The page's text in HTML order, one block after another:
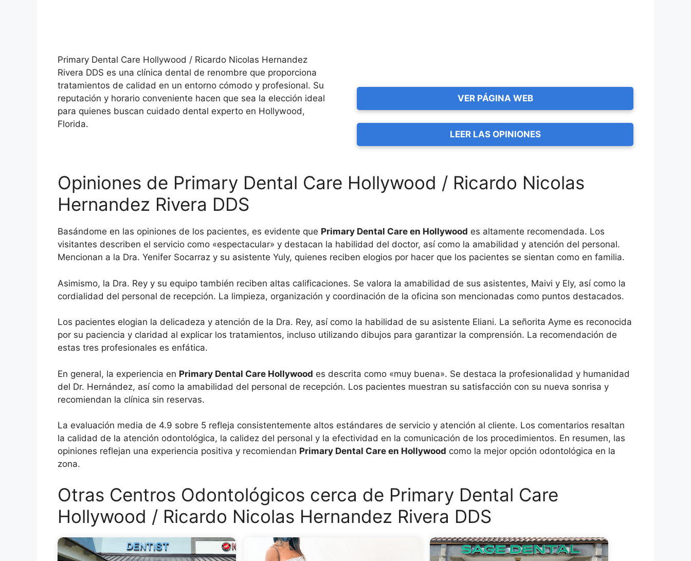
Primary Dental Care Hollywood / Ricardo Nicolas Hernandez
Rivera DDS es una clínica dental de renombre que proporciona
tratamientos de calidad en un entorno cómodo y profesional. Su
reputación y horario conveniente hacen que sea la elección ideal
para quienes buscan cuidado dental experto en Hollywood,
Florida.
VER PÁGINA WEB
LEER LAS OPINIONES
Opiniones de Primary Dental Care Hollywood / Ricardo Nicolas
Hernandez Rivera DDS
Basándome en las opiniones de los pacientes, es evidente que Primary Dental Care en Hollywood es altamente recomendada. Los
visitantes describen el servicio como «espectacular» y destacan la habilidad del doctor, así como la amabilidad y atención del personal.
Mencionan a la Dra. Yenifer Socarraz y su asistente Yuly, quienes reciben elogios por hacer que los pacientes se sientan como en familia.
Asimismo, la Dra. Rey y su equipo también reciben altas calificaciones. Se valora la amabilidad de sus asistentes, Maivi y Ely, así como la
cordialidad del personal de recepción. La limpieza, organización y coordinación de la oficina son mencionadas como puntos destacados.
Los pacientes elogian la delicadeza y atención de la Dra. Rey, así como la habilidad de su asistente Eliani. La señorita Ayme es reconocida
por su paciencia y claridad al explicar los tratamientos, incluso utilizando dibujos para garantizar la comprensión. La recomendación de
estas tres profesionales es enfática.
En general, la experiencia en Primary Dental Care Hollywood es descrita como «muy buena». Se destaca la profesionalidad y humanidad
del Dr. Hernández, así como la amabilidad del personal de recepción. Los pacientes muestran su satisfacción con su nueva sonrisa y
recomiendan la clínica sin reservas.
La evaluación media de 4.9 sobre 5 refleja consistentemente altos estándares de servicio y atención al cliente. Los comentarios resaltan
la calidad de la atención odontológica, la calidez del personal y la efectividad en la comunicación de los procedimientos. En resumen, las
opiniones reflejan una experiencia positiva y recomiendan Primary Dental Care en Hollywood como la mejor opción odontológica en la
zona.
Otras Centros Odontológicos cerca de Primary Dental Care
Hollywood / Ricardo Nicolas Hernandez Rivera DDS